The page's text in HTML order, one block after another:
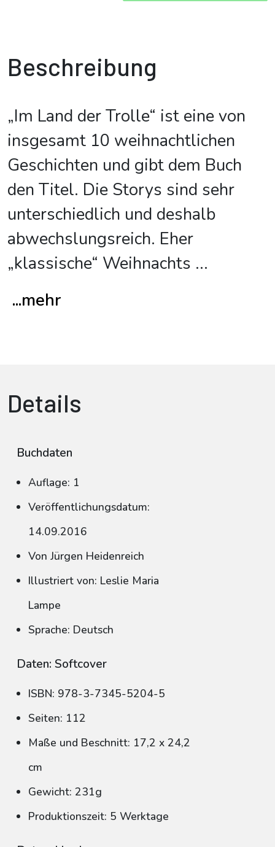
Beschreibung
„Im Land der Trolle“ ist eine von
insgesamt 10 weihnachtlichen
Geschichten und gibt dem Buch
den Titel. Die Storys sind sehr
unterschiedlich und deshalb
abwechslungsreich. Eher
„klassische“ Weihnachts ...
...mehr
Details
Buchdaten
Auflage: 1
Veröffentlichungsdatum:
14.09.2016
Von Jürgen Heidenreich
Illustriert von: Leslie Maria
Lampe
Sprache: Deutsch
Daten: Softcover
ISBN: 978-3-7345-5204-5
Seiten: 112
Maße und Beschnitt: 17,2 x 24,2
cm
Gewicht: 231g
Produktionszeit: 5 Werktage